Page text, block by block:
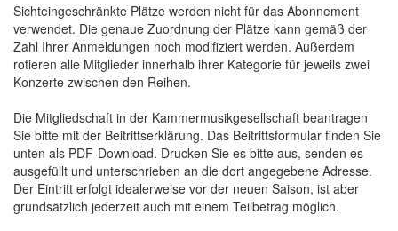
Sichteingeschränkte Plätze werden nicht für das Abonnement
verwendet. Die genaue Zuordnung der Plätze kann gemäß der
Zahl Ihrer Anmeldungen noch modifiziert werden. Außerdem
rotieren alle Mitglieder innerhalb ihrer Kategorie für jeweils zwei
Konzerte zwischen den Reihen.
Die Mitgliedschaft in der Kammermusikgesellschaft beantragen
Sie bitte mit der Beitrittserklärung. Das Beitrittsformular finden Sie
unten als PDF-Download. Drucken Sie es bitte aus, senden es
ausgefüllt und unterschrieben an die dort angegebene Adresse.
Der Eintritt erfolgt idealerweise vor der neuen Saison, ist aber
grundsätzlich jederzeit auch mit einem Teilbetrag möglich.